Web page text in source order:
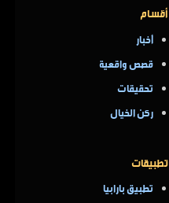
أقسام
أخبار
قصص واقعية
تحقيقات
ركن الخيال
تطبيقات
تطبيق بارابيا